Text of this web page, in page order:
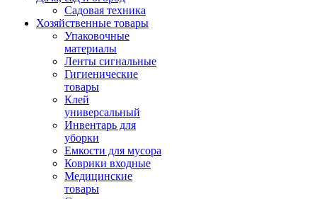
Садовая техника
Хозяйственные товары
Упаковочные
материалы
Ленты сигнальные
Гигиенические
товары
Клей
универсальный
Инвентарь для
уборки
Емкости для мусора
Коврики входные
Медицинские
товары